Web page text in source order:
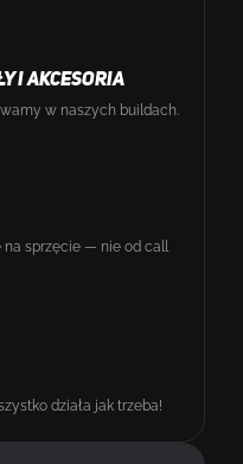
I AKCESORIA
w naszych buildach.
na sprzęcie — nie od call
działa jak trzeba!